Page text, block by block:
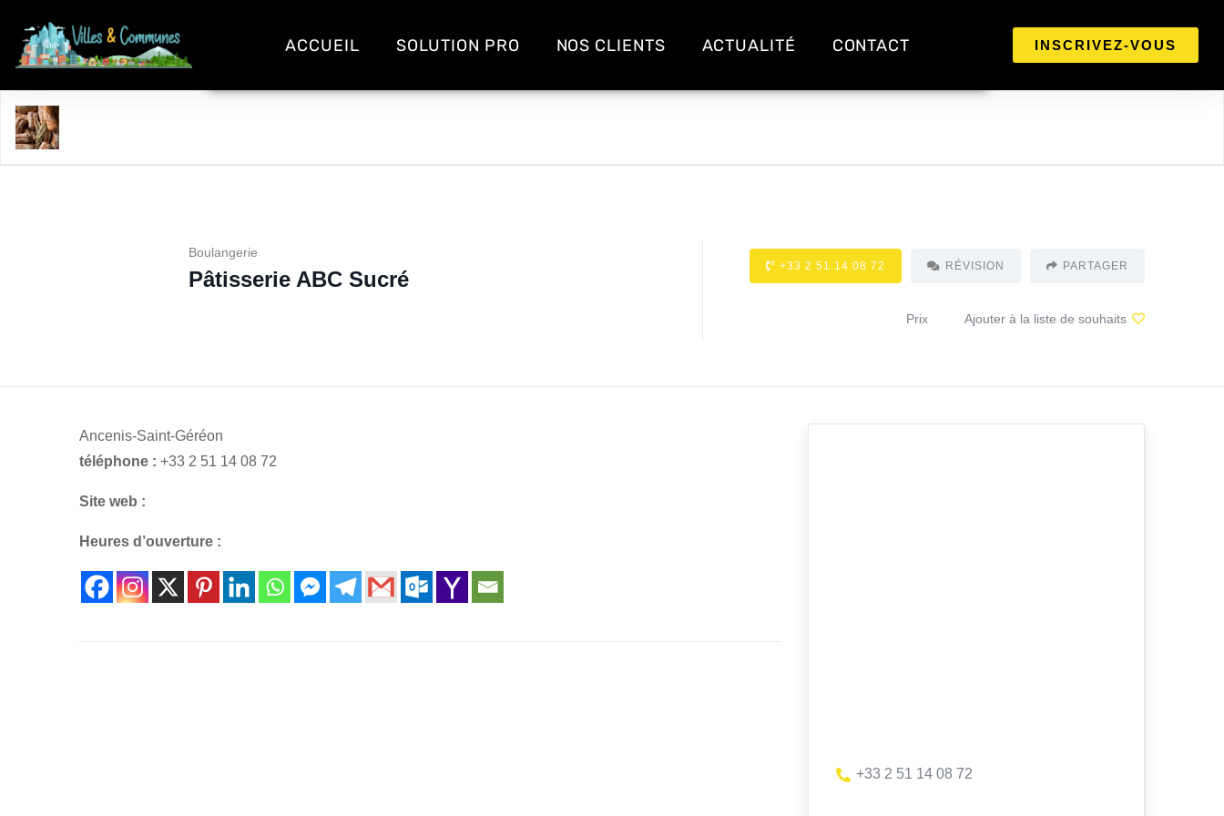
ACCUEIL SOLUTION PRO NOS CLIENTS ACTUALITÉ CONTACT INSCRIVEZ-VOUS
Boulangerie
Pâtisserie ABC Sucré
+33 2 51 14 08 72 RÉVISION PARTAGER
Prix Ajouter à la liste de souhaits
Ancenis-Saint-Géréon
téléphone : +33 2 51 14 08 72
Site web :
Heures d’ouverture :
+33 2 51 14 08 72